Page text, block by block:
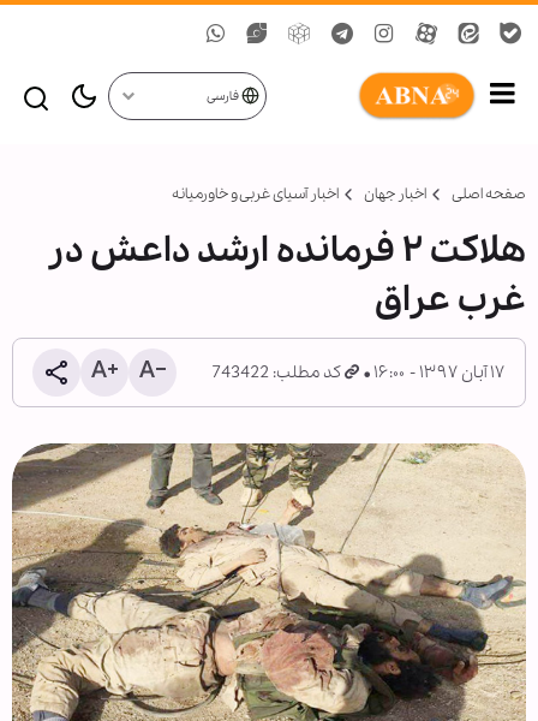
فارسی
صفحه اصلی اخبار جهان اخبار آسیای غربی و خاورمیانه
هلاکت ۲ فرمانده ارشد داعش در
غرب عراق
۱۷ آبان ۱۳۹۷ - ۱۶:۰۰ کد مطلب: 743422